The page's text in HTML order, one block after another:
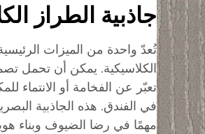
جاذبية الطراز
تُعدّ واحدة من الميزات
الكلاسيكية. يمكن أن تحمل
تعبّر عن الفخامة أو الانتماء
في الفندق. هذه الجاذبية
مهمًا في رضا الضيوف وبناء